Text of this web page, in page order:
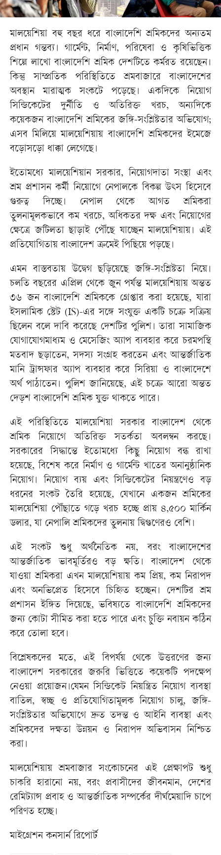
মালয়েশিয়া বহু বছর ধরে বাংলাদেশি শ্রমিকদের অন্যতম
প্রধান গন্তব্য। গার্মেন্ট, নির্মাণ, পরিষেবা ও কৃষিভিত্তিক
শিল্পে লাখো বাংলাদেশি শ্রমিক দেশটিতে কর্মরত রয়েছেন।
কিন্তু সাম্প্রতিক পরিস্থিতিতে শ্রমবাজারে বাংলাদেশের
অবস্থান মারাত্মক সংকটে পড়েছে। একদিকে নিয়োগ
সিন্ডিকেটের দুর্নীতি ও অতিরিক্ত খরচ, অন্যদিকে
কয়েকজন বাংলাদেশি শ্রমিকের জঙ্গি-সংশ্লিষ্টতার অভিযোগ;
এসব মিলিয়ে মালয়েশিয়ায় বাংলাদেশি শ্রমিকদের ইমেজে
বড়োসড়ো ধাক্কা লেগেছে।
ইতোমধ্যে মালয়েশিয়ান সরকার, নিয়োগদাতা সংস্থা এবং
শ্রম প্রশাসন কর্মী নিয়োগে নেপালকে বিকল্প উৎস হিসেবে
গুরুত্ব দিচ্ছে। নেপাল থেকে আগত শ্রমিকরা
তুলনামূলকভাবে কম খরচে, অধিকতর দক্ষ এবং নিয়োগের
ক্ষেত্রে জটিলতা ছাড়াই পৌঁছে যাচ্ছেন মালয়েশিয়ায়। এই
প্রতিযোগিতায় বাংলাদেশ ক্রমেই পিছিয়ে পড়ছে।
এমন বাস্তবতায় উদ্বেগ ছড়িয়েছে জঙ্গি-সংশ্লিষ্টতা নিয়ে।
চলতি বছরের এপ্রিল থেকে জুন পর্যন্ত মালয়েশিয়ায় অন্তত
৩৬ জন বাংলাদেশি শ্রমিককে গ্রেপ্তার করা হয়েছে, যারা
ইসলামিক স্টেট (IS)-এর সঙ্গে সংযুক্ত একটি চক্রে সক্রিয়
ছিলেন বলে দাবি করেছে দেশটির পুলিশ। তারা সামাজিক
যোগাযোগমাধ্যম ও মেসেজিং অ্যাপ ব্যবহার করে চরমপন্থি
মতবাদ ছড়াতেন, সদস্য সংগ্রহ করতেন এবং আন্তর্জাতিক
মানি ট্রান্সফার অ্যাপ ব্যবহার করে সিরিয়া ও বাংলাদেশে
অর্থ পাঠাতেন। পুলিশ জানিয়েছে, এই চক্রে আরো অন্তত
দেড়শ বাংলাদেশি শ্রমিক যুক্ত থাকতে পারে।
এই পরিস্থিতিতে মালয়েশিয়া সরকার বাংলাদেশ থেকে
শ্রমিক নিয়োগে অতিরিক্ত সতর্কতা অবলম্বন করছে।
সরকারের সিদ্ধান্তে ইতোমধ্যে কিছু নিয়োগ বন্ধ রাখা
হয়েছে, বিশেষ করে নির্মাণ ও গার্মেন্ট খাতের অনানুষ্ঠানিক
নিয়োগ। নিয়োগ ব্যয় এবং সিন্ডিকেটের নিয়ন্ত্রণেও বড়
ধরনের সংকট তৈরি হয়েছে, যেখানে একজন শ্রমিকের
মালয়েশিয়া পৌঁছাতে গড়ে খরচ হচ্ছে প্রায় ৪,৫০০ মার্কিন
ডলার, যা নেপালি শ্রমিকদের তুলনায় দ্বিগুণেরও বেশি।
এই সংকট শুধু অর্থনৈতিক নয়, বরং বাংলাদেশের
আন্তর্জাতিক ভাবমূর্তিরও বড় ক্ষতি। বাংলাদেশ থেকে
যাওয়া শ্রমিকরা এখন মালয়েশিয়ায় কম প্রিয়, কম নিরাপদ
এবং অনভিপ্রেত হিসেবে চিহ্নিত হচ্ছেন। দেশটির শ্রম
প্রশাসন ইঙ্গিত দিয়েছে, ভবিষ্যতে বাংলাদেশি শ্রমিকদের
জন্য কোটা সীমিত করা হতে পারে এবং চুক্তি নবায়ন কঠিন
করে তোলা হবে।
বিশ্লেষকদের মতে, এই বিপর্যয় থেকে উত্তরণের জন্য
বাংলাদেশ সরকারের জরুরি ভিত্তিতে কয়েকটি পদক্ষেপ
নেওয়া প্রয়োজন।যেমন সিন্ডিকেট নিয়ন্ত্রিত নিয়োগ ব্যবস্থা
বাতিল, স্বচ্ছ ও প্রতিযোগিতামূলক নিয়োগ চালু, জঙ্গি-
সংশ্লিষ্টতার অভিযোগে দ্রুত তদন্ত ও আইনি ব্যবস্থা এবং
শ্রমিকদের দক্ষতা উন্নয়ন ও নিরাপদ অভিবাসন নিশ্চিত
করা।
মালয়েশিয়ায় শ্রমবাজার সংকোচনের এই প্রেক্ষাপট শুধু
চাকরি হারানো নয়, বরং প্রবাসীদের জীবনমান, দেশের
রেমিট্যান্স প্রবাহ ও আন্তর্জাতিক সম্পর্কের দীর্ঘমেয়াদি চাপে
পরিণত হচ্ছে।
মাইগ্রেশন কনসার্ন রিপোর্ট